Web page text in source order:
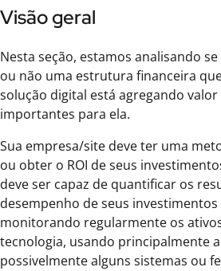
Visão geral
Nesta seção, estamos analisando
ou não uma estrutura financeira
solução digital está agregando
importantes para ela.
Sua empresa/site deve ter uma
ou obter o ROI de seus
deve ser capaz de quantificar os
desempenho de seus
monitorando regularmente os
tecnologia, usando principalmente
possivelmente alguns sistemas ou